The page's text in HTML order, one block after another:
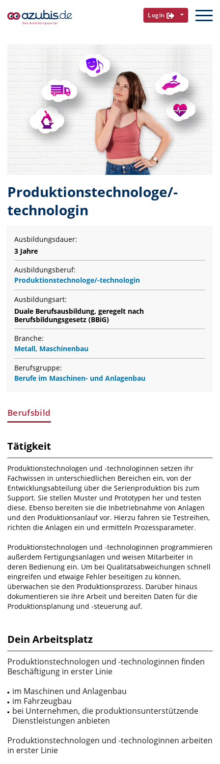
Login
Produktionstechnologe/-
technologin
Ausbildungsdauer:
3 Jahre
Ausbildungsberuf:
Produktionstechnologe/-technologin
Ausbildungsart:
Duale Berufsausbildung, geregelt nach
Berufsbildungsgesetz (BBiG)
Branche:
Metall, Maschinenbau
Berufsgruppe:
Berufe im Maschinen- und Anlagenbau
Berufsbild
Tätigkeit
Produktionstechnologen und ‑technologinnen setzen ihr
Fachwissen in unterschiedlichen Bereichen ein, von der
Entwicklungsabteilung über die Serienproduktion bis zum
Support. Sie stellen Muster und Prototypen her und testen
diese. Ebenso bereiten sie die Inbetriebnahme von Anlagen
und den Pro­duktionsanlauf vor. Hierzu fahren sie Testreihen,
richten die Anlagen ein und ermitteln Prozesspara­meter.
Produktionstechnologen und ‑technologinnen programmieren
außerdem Fertigungsanlagen und wei­sen Mitarbeiter in
deren Bedienung ein. Um bei Qualitätsabweichungen schnell
eingreifen und etwaige Fehler beseitigen zu können,
überwachen sie den Produktionsprozess. Darüber hinaus
dokumentie­ren sie ihre Arbeit und bereiten Daten für die
Produktionsplanung und ‑steuerung auf.
Dein Arbeitsplatz
Produktionstechnologen und ‑technologinnen finden
Beschäftigung in erster Linie
im Maschinen­ und Anlagenbau
im Fahrzeugbau
bei Unternehmen, die produktionsunterstützende
Dienstleistungen anbieten
Produktionstechnologen und ‑technologinnen arbeiten
in erster Linie